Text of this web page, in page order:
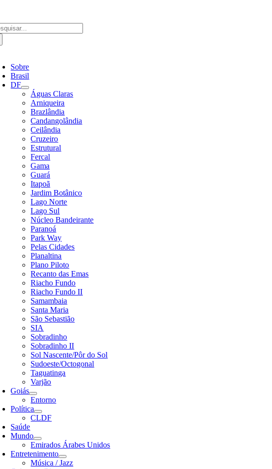
o
conteúdo
Sobre
Brasil
DF
Águas Claras
Arniqueira
Brazlândia
Candangolândia
Ceilândia
Cruzeiro
Estrutural
Fercal
Gama
Guará
Itapoã
Jardim Botânico
Lago Norte
Lago Sul
Núcleo Bandeirante
Paranoá
Park Way
Pelas Cidades
Planaltina
Plano Piloto
Recanto das Emas
Riacho Fundo
Riacho Fundo II
Samambaia
Santa Maria
São Sebastião
SIA
Sobradinho
Sobradinho II
Sol Nascente/Pôr do Sol
Sudoeste/Octogonal
Taguatinga
Varjão
Goiás
Entorno
Política
CLDF
Saúde
Mundo
Emirados Árabes Unidos
Entretenimento
Música / Jazz